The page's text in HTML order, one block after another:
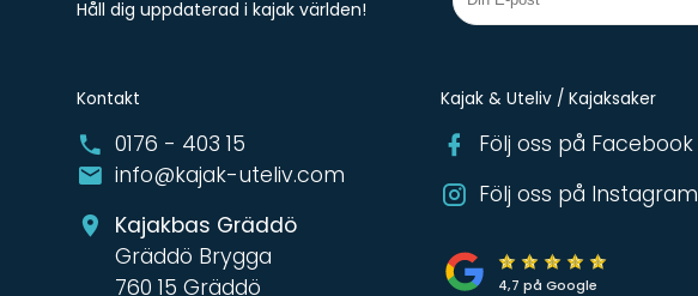
Håll dig uppdaterad i kajak världen!
Kontakt
0176 - 403 15
info@kajak-uteliv.com
Kajakbas Gräddö
Gräddö Brygga
760 15 Gräddö
Kajak & Uteliv / Kajaksaker
Följ oss på Facebook
Följ oss på Instagram
4,7 på Google